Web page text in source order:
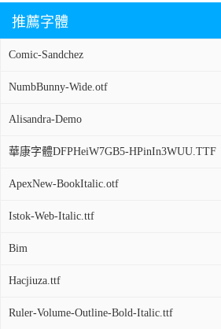
推薦字體
Comic-Sandchez
NumbBunny-Wide.otf
Alisandra-Demo
華康字體DFPHeiW7GB5-HPinIn3WUU.TTF
ApexNew-BookItalic.otf
Istok-Web-Italic.ttf
Bim
Hacjiuza.ttf
Ruler-Volume-Outline-Bold-Italic.ttf